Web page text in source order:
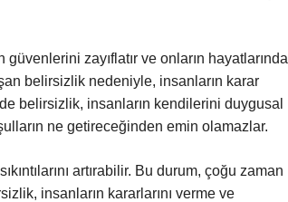
zayıflatır ve onların hayatlarında
belirsizlik nedeniyle, insanların karar
belirsizlik, insanların kendilerini duygusal
ne getireceğinden emin olamazlar.
artırabilir. Bu durum, çoğu zaman
insanların kararlarını verme ve